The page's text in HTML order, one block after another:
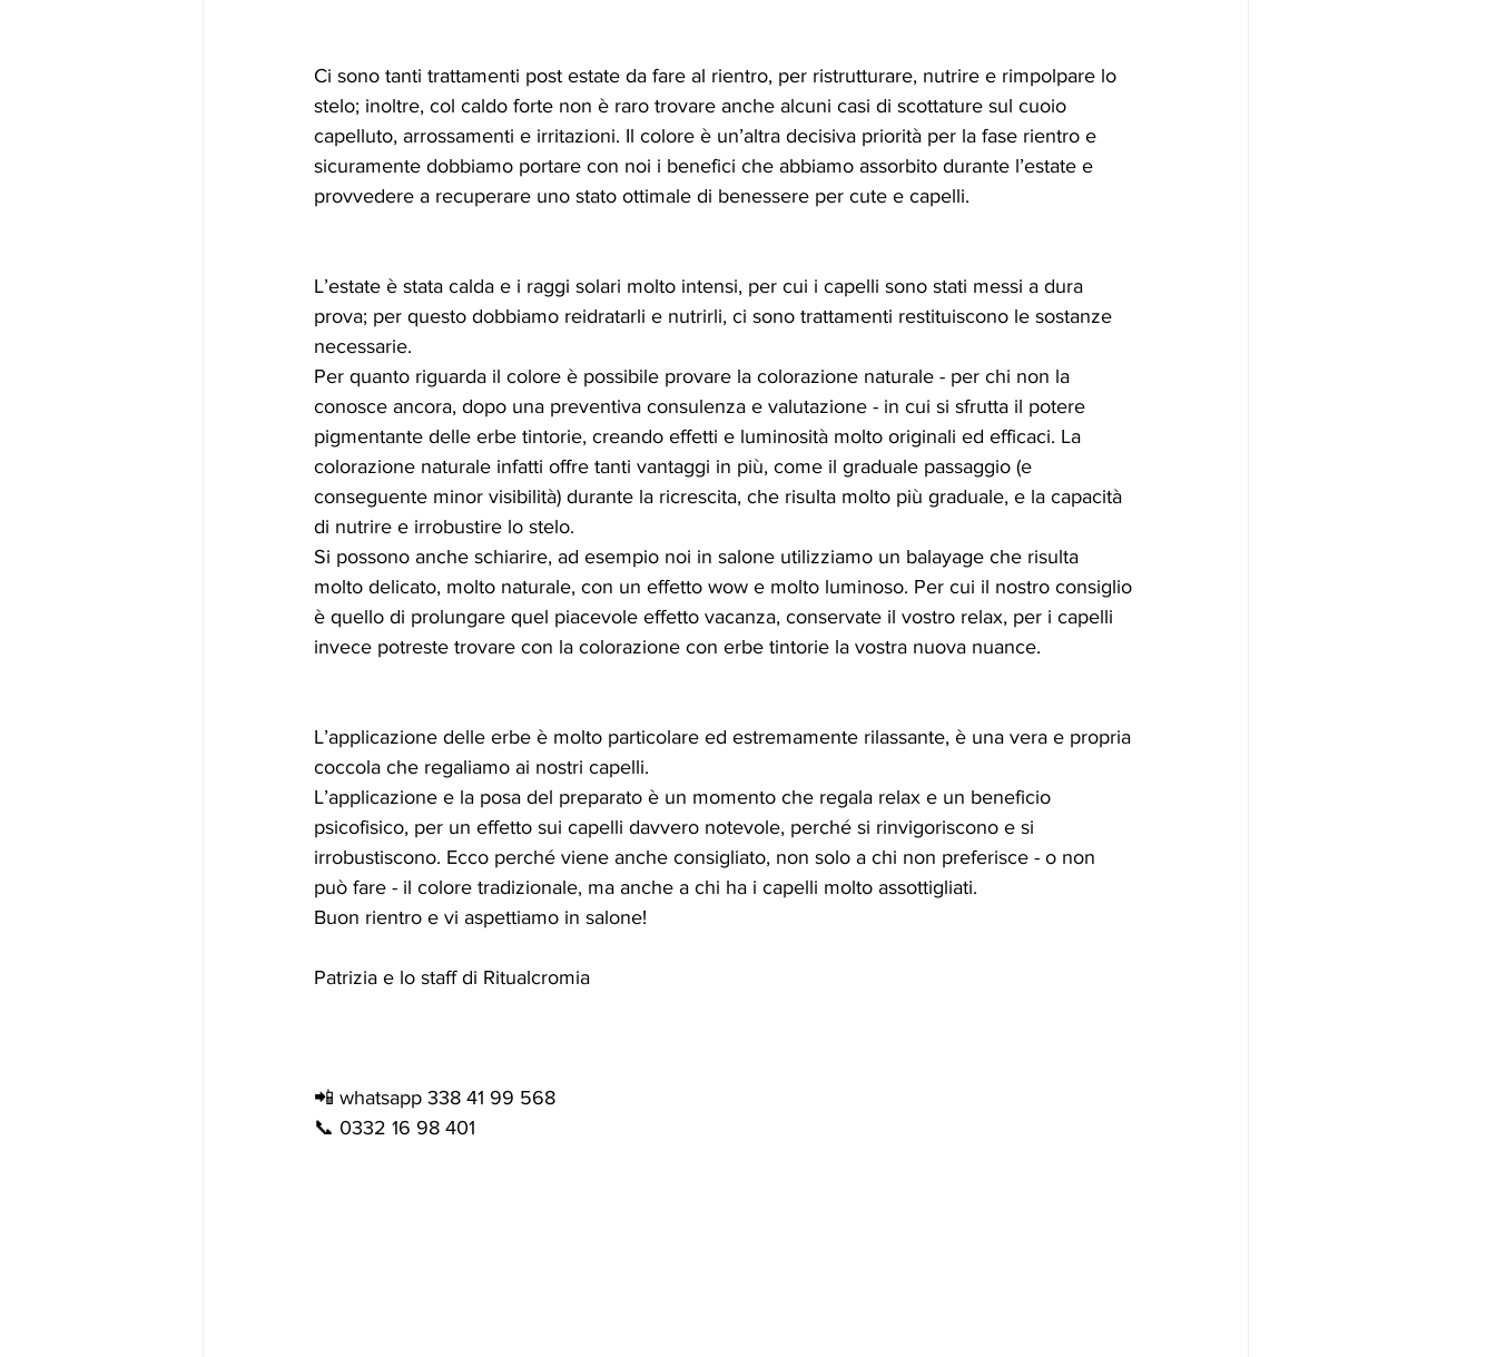
Ci sono tanti trattamenti post estate da fare al rientro, per ristrutturare, nutrire e rimpolpare lo
stelo; inoltre, col caldo forte non è raro trovare anche alcuni casi di scottature sul cuoio
capelluto, arrossamenti e irritazioni. Il colore è un’altra decisiva priorità per la fase rientro e
sicuramente dobbiamo portare con noi i benefici che abbiamo assorbito durante l’estate e
provvedere a recuperare uno stato ottimale di benessere per cute e capelli.
L’estate è stata calda e i raggi solari molto intensi, per cui i capelli sono stati messi a dura
prova; per questo dobbiamo reidratarli e nutrirli, ci sono trattamenti restituiscono le sostanze
necessarie.
Per quanto riguarda il colore è possibile provare la colorazione naturale - per chi non la
conosce ancora, dopo una preventiva consulenza e valutazione - in cui si sfrutta il potere
pigmentante delle erbe tintorie, creando effetti e luminosità molto originali ed efficaci. La
colorazione naturale infatti offre tanti vantaggi in più, come il graduale passaggio (e
conseguente minor visibilità) durante la ricrescita, che risulta molto più graduale, e la capacità
di nutrire e irrobustire lo stelo.
Si possono anche schiarire, ad esempio noi in salone utilizziamo un balayage che risulta
molto delicato, molto naturale, con un effetto wow e molto luminoso. Per cui il nostro consiglio
è quello di prolungare quel piacevole effetto vacanza, conservate il vostro relax, per i capelli
invece potreste trovare con la colorazione con erbe tintorie la vostra nuova nuance.
L’applicazione delle erbe è molto particolare ed estremamente rilassante, è una vera e propria
coccola che regaliamo ai nostri capelli.
L’applicazione e la posa del preparato è un momento che regala relax e un beneficio
psicofisico, per un effetto sui capelli davvero notevole, perché si rinvigoriscono e si
irrobustiscono. Ecco perché viene anche consigliato, non solo a chi non preferisce - o non
può fare - il colore tradizionale, ma anche a chi ha i capelli molto assottigliati.
Buon rientro e vi aspettiamo in salone!
Patrizia e lo staff di Ritualcromia
📲 whatsapp 338 41 99 568
📞 0332 16 98 401